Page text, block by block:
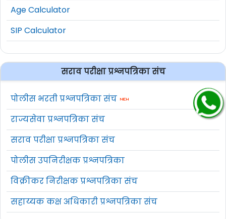
Age Calculator
SIP Calculator
सराव परीक्षा प्रश्नपत्रिका संच
पोलीस भरती प्रश्नपत्रिका संच
राज्यसेवा प्रश्नपत्रिका संच
सराव परीक्षा प्रश्नपत्रिका संच
पोलीस उपनिरीक्षक प्रश्नपत्रिका
विक्रीकर निरीक्षक प्रश्नपत्रिका संच
सहाय्यक कक्ष अधिकारी प्रश्नपत्रिका संच